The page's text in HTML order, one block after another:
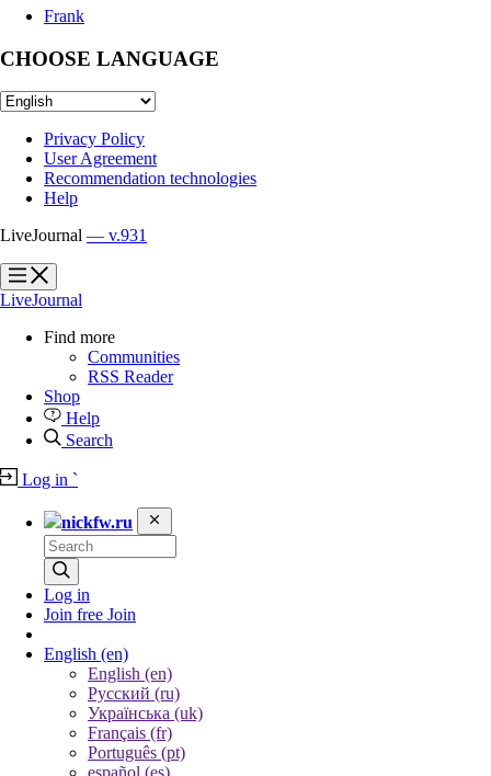
Frank
CHOOSE LANGUAGE
Privacy Policy
User Agreement
Recommendation technologies
Help
LiveJournal — v.931
?
?
LiveJournal
Find more
Communities
RSS Reader
Shop
Help
Search
Log in `
nickfw.ru
Log in
Join free Join
English (en)
English (en)
Русский (ru)
Українська (uk)
Français (fr)
Português (pt)